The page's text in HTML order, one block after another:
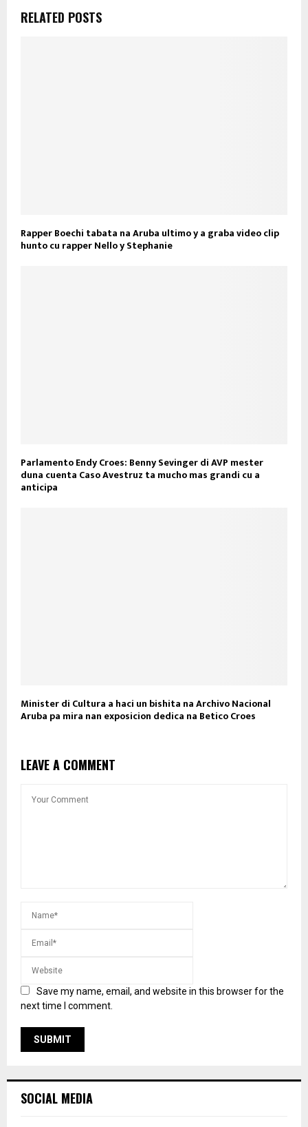
RELATED POSTS
Rapper Boechi tabata na Aruba ultimo y a graba video clip
hunto cu rapper Nello y Stephanie
Parlamento Endy Croes: Benny Sevinger di AVP mester
duna cuenta Caso Avestruz ta mucho mas grandi cu a
anticipa
Minister di Cultura a haci un bishita na Archivo Nacional
Aruba pa mira nan exposicion dedica na Betico Croes
LEAVE A COMMENT
Save my name, email, and website in this browser for the
next time I comment.
SOCIAL MEDIA